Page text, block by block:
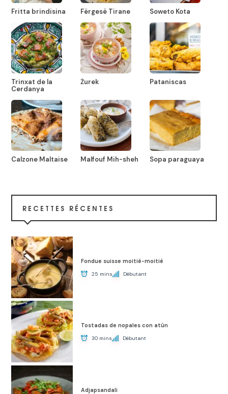
Fritta brindisina Fërgesë Tirane Soweto Kota
Trinxat de la
Cerdanya
Żurek Pataniscas
Calzone Maltaise Malfouf Mih-sheh Sopa paraguaya
RECETTES RÉCENTES
Fondue suisse moitié-moitié
25 mins Débutant
Tostadas de nopales con atún
30 mins Débutant
Adjapsandali